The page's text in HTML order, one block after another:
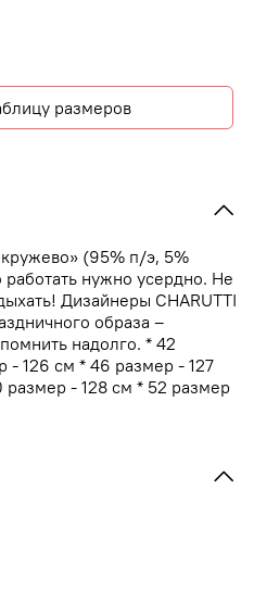
размеров
(95% п/э, 5%
нужно усердно. Не
Дизайнеры CHARUTTI
образа –
надолго. * 42
- 126 см * 46 размер - 127
- 128 см * 52 размер